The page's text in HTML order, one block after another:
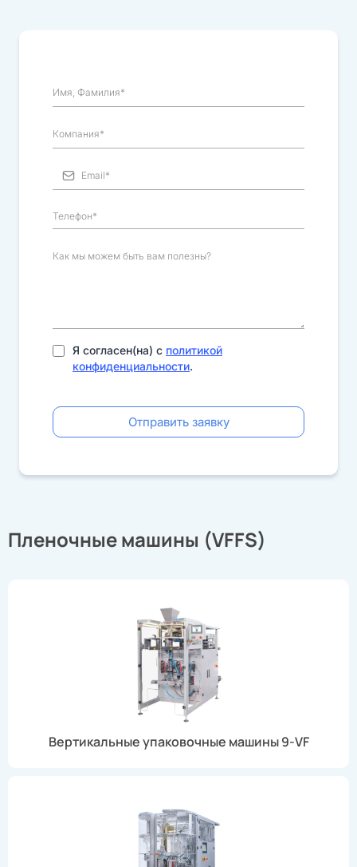
Я согласен(на) с политикой
конфиденциальности.
Отправить заявку
Пленочные машины (VFFS)
Вертикальные упаковочные машины 9-VF